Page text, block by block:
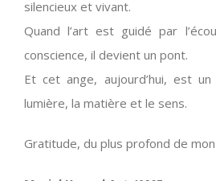
silencieux et vivant.
Quand l’art est guidé par
conscience, il devient un pont.
Et cet ange, aujourd’hui, est
lumière, la matière et le sens.
Gratitude, du plus profond de